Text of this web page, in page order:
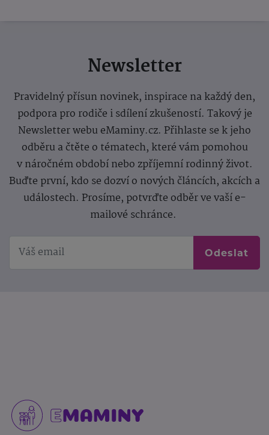
Newsletter
Pravidelný přísun novinek, inspirace na každý den,
podpora pro rodiče i sdílení zkušeností. Takový je
Newsletter webu eMaminy.cz. Přihlaste se k jeho
odběru a čtěte o tématech, které vám pomohou
v náročném období nebo zpříjemní rodinný život.
Buďte první, kdo se dozví o nových článcích, akcích a
událostech. Prosíme, potvrďte odběr ve vaší e-
mailové schránce.
Odeslat